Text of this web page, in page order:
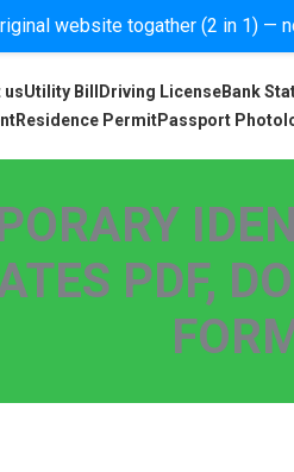
website togather (2 in 1) —
usUtility Bill Driving LicenseBank
Residence PermitPassport
PDF,